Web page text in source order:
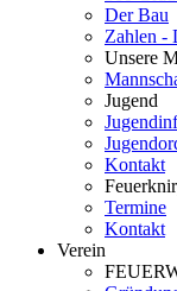
Der Bau
Zahlen -
Unsere
Jugend
Kontakt
Termine
Kontakt
Verein